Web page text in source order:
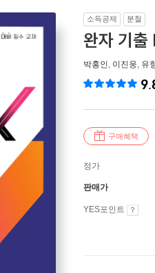
소득공제 분철
완자 기
박홍인 , 이진웅, 유
구매혜택
정가
판매가
YES포인트